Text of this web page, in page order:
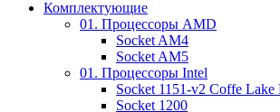
Комплектующие
01. Процессоры AMD
Socket AM4
Socket AM5
01. Процессоры Intel
Socket 1151-v2 Coffe Lake
Socket 1200